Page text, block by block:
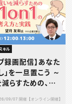
キル
録画配信】あなた
」を一旦置こう ～
らすための、タ
09/07 開催【オンライン開催】